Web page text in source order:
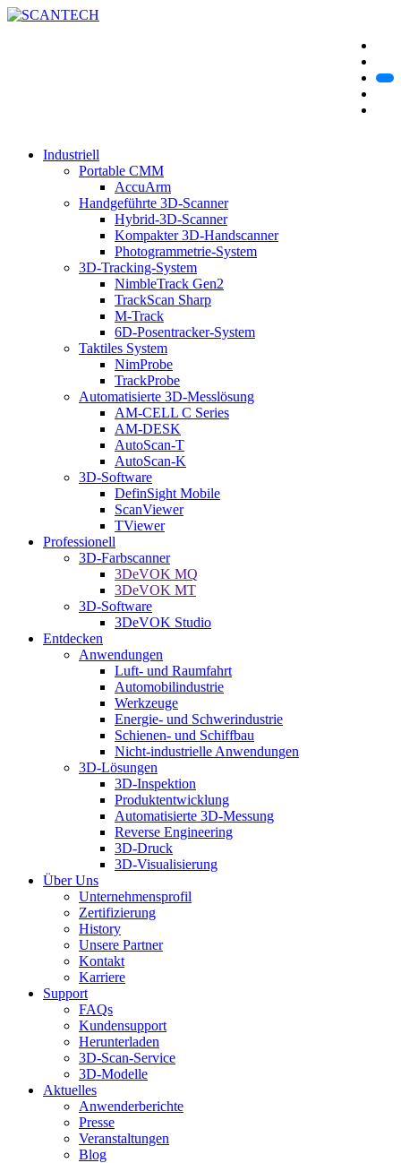
Industriell
Portable CMM
AccuArm
Handgeführte 3D-Scanner
Hybrid-3D-Scanner
Kompakter 3D-Handscanner
Photogrammetrie-System
3D-Tracking-System
NimbleTrack Gen2
TrackScan Sharp
M-Track
6D-Posentracker-System
Taktiles System
NimProbe
TrackProbe
Automatisierte 3D-Messlösung
AM-CELL C Series
AM-DESK
AutoScan-T
AutoScan-K
3D-Software
DefinSight Mobile
ScanViewer
TViewer
Professionell
3D-Farbscanner
3DeVOK MQ
3DeVOK MT
3D-Software
3DeVOK Studio
Entdecken
Anwendungen
Luft- und Raumfahrt
Automobilindustrie
Werkzeuge
Energie- und Schwerindustrie
Schienen- und Schiffbau
Nicht-industrielle Anwendungen
3D-Lösungen
3D-Inspektion
Produktentwicklung
Automatisierte 3D-Messung
Reverse Engineering
3D-Druck
3D-Visualisierung
Über Uns
Unternehmensprofil
Zertifizierung
History
Unsere Partner
Kontakt
Karriere
Support
FAQs
Kundensupport
Herunterladen
3D-Scan-Service
3D-Modelle
Aktuelles
Anwenderberichte
Presse
Veranstaltungen
Blog